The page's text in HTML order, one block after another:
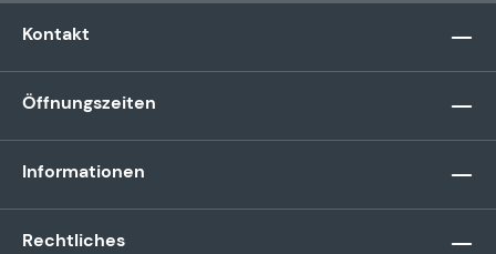
Kontakt
Öffnungszeiten
Informationen
Rechtliches